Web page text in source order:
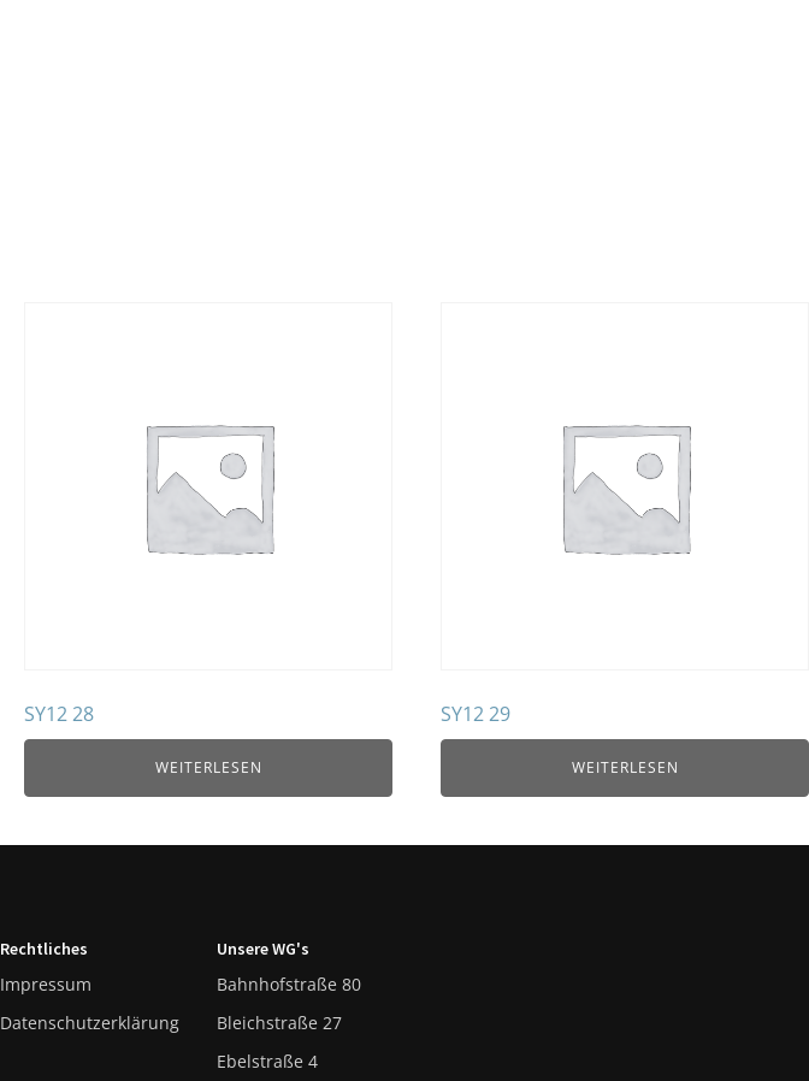
SY12 28
WEITERLESEN
SY12 29
WEITERLESEN
Rechtliches
Impressum
Datenschutzerklärung
Unsere WG's
Bahnhofstraße 80
Bleichstraße 27
Ebelstraße 4